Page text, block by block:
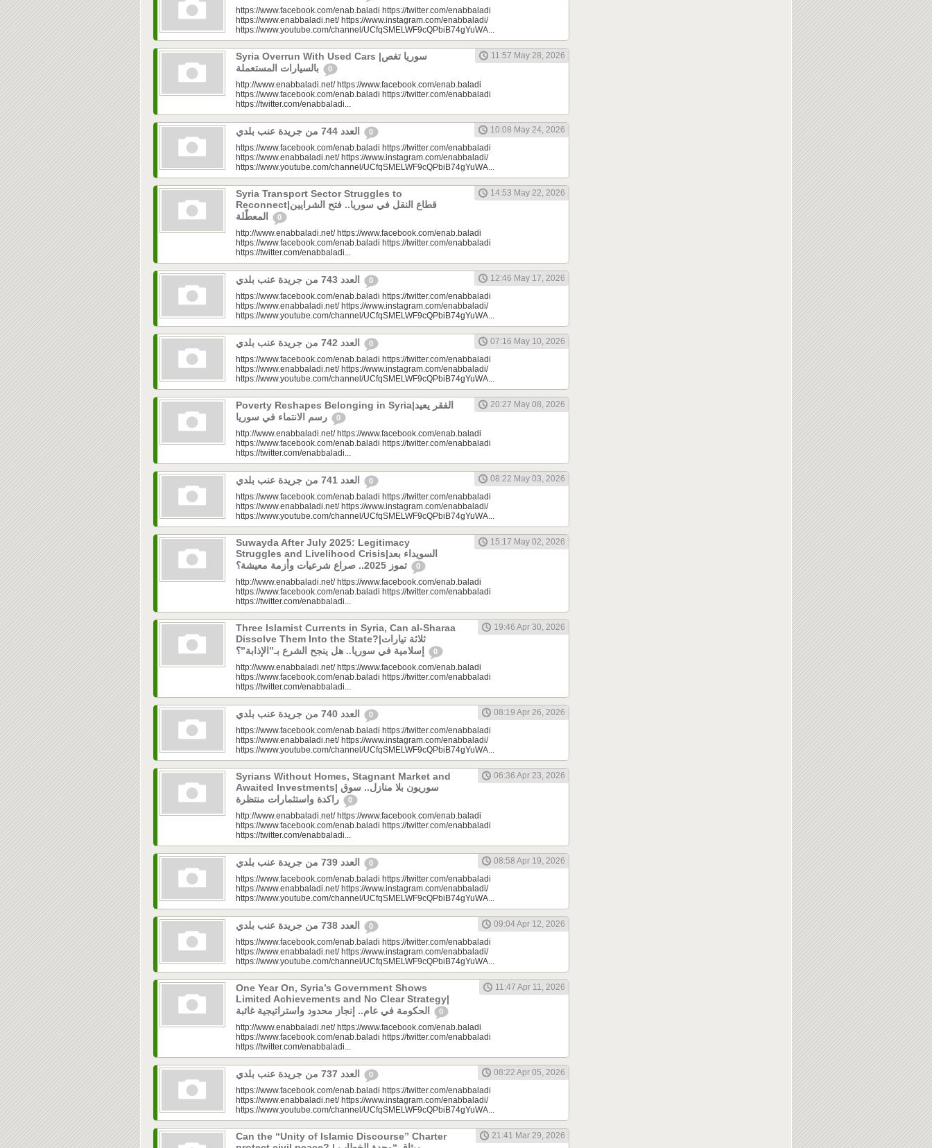
https://www.facebook.com/enab.baladi https://twitter.com/enabbaladi
https://www.enabbaladi.net/ https://www.instagram.com/enabbaladi/
https://www.youtube.com/channel/UCfqSMELWF9cQPbiB74gYuWA...
Syria Overrun With Used Cars |سوريا تغص
0
11:57 May 28, 2026
http://www.enabbaladi.net/ https://www.facebook.com/enab.baladi
https://www.facebook.com/enab.baladi https://twitter.com/enabbaladi
https://twitter.com/enabbaladi...
0
10:08 May 24, 2026
https://www.facebook.com/enab.baladi https://twitter.com/enabbaladi
https://www.enabbaladi.net/ https://www.instagram.com/enabbaladi/
https://www.youtube.com/channel/UCfqSMELWF9cQPbiB74gYuWA...
Syria Transport Sector Struggles to
Reconnect|قطاع النقل في سوريا.. فتح الشرايين
0
14:53 May 22, 2026
http://www.enabbaladi.net/ https://www.facebook.com/enab.baladi
https://www.facebook.com/enab.baladi https://twitter.com/enabbaladi
https://twitter.com/enabbaladi...
0
12:46 May 17, 2026
https://www.facebook.com/enab.baladi https://twitter.com/enabbaladi
https://www.enabbaladi.net/ https://www.instagram.com/enabbaladi/
https://www.youtube.com/channel/UCfqSMELWF9cQPbiB74gYuWA...
0
07:16 May 10, 2026
https://www.facebook.com/enab.baladi https://twitter.com/enabbaladi
https://www.enabbaladi.net/ https://www.instagram.com/enabbaladi/
https://www.youtube.com/channel/UCfqSMELWF9cQPbiB74gYuWA...
Poverty Reshapes Belonging in Syria|الفقر يعيد
0
20:27 May 08, 2026
http://www.enabbaladi.net/ https://www.facebook.com/enab.baladi
https://www.facebook.com/enab.baladi https://twitter.com/enabbaladi
https://twitter.com/enabbaladi...
0
08:22 May 03, 2026
https://www.facebook.com/enab.baladi https://twitter.com/enabbaladi
https://www.enabbaladi.net/ https://www.instagram.com/enabbaladi/
https://www.youtube.com/channel/UCfqSMELWF9cQPbiB74gYuWA...
Suwayda After July 2025: Legitimacy
Struggles and Livelihood Crisis|السويداء بعد
0
15:17 May 02, 2026
http://www.enabbaladi.net/ https://www.facebook.com/enab.baladi
https://www.facebook.com/enab.baladi https://twitter.com/enabbaladi
https://twitter.com/enabbaladi...
Three Islamist Currents in Syria, Can al-Sharaa
Dissolve Them Into the State?|ثلاثة تيارات
0
19:46 Apr 30, 2026
http://www.enabbaladi.net/ https://www.facebook.com/enab.baladi
https://www.facebook.com/enab.baladi https://twitter.com/enabbaladi
https://twitter.com/enabbaladi...
0
08:19 Apr 26, 2026
https://www.facebook.com/enab.baladi https://twitter.com/enabbaladi
https://www.enabbaladi.net/ https://www.instagram.com/enabbaladi/
https://www.youtube.com/channel/UCfqSMELWF9cQPbiB74gYuWA...
Syrians Without Homes, Stagnant Market and
Awaited Investments| سوريون بلا منازل.. سوق
0
06:36 Apr 23, 2026
http://www.enabbaladi.net/ https://www.facebook.com/enab.baladi
https://www.facebook.com/enab.baladi https://twitter.com/enabbaladi
https://twitter.com/enabbaladi...
0
08:58 Apr 19, 2026
https://www.facebook.com/enab.baladi https://twitter.com/enabbaladi
https://www.enabbaladi.net/ https://www.instagram.com/enabbaladi/
https://www.youtube.com/channel/UCfqSMELWF9cQPbiB74gYuWA...
0
09:04 Apr 12, 2026
https://www.facebook.com/enab.baladi https://twitter.com/enabbaladi
https://www.enabbaladi.net/ https://www.instagram.com/enabbaladi/
https://www.youtube.com/channel/UCfqSMELWF9cQPbiB74gYuWA...
One Year On, Syria’s Government Shows
Limited Achievements and No Clear Strategy|
0
11:47 Apr 11, 2026
http://www.enabbaladi.net/ https://www.facebook.com/enab.baladi
https://www.facebook.com/enab.baladi https://twitter.com/enabbaladi
https://twitter.com/enabbaladi...
0
08:22 Apr 05, 2026
https://www.facebook.com/enab.baladi https://twitter.com/enabbaladi
https://www.enabbaladi.net/ https://www.instagram.com/enabbaladi/
https://www.youtube.com/channel/UCfqSMELWF9cQPbiB74gYuWA...
Can the “Unity of Islamic Discourse” Charter
21:41 Mar 29, 2026